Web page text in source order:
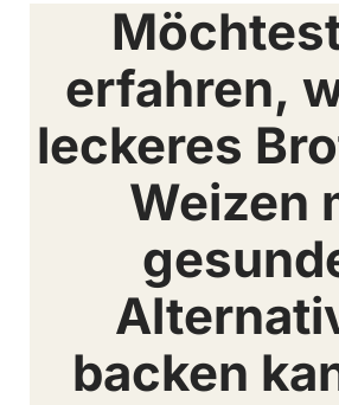
erfahren,
leckeres
Weizen
backen